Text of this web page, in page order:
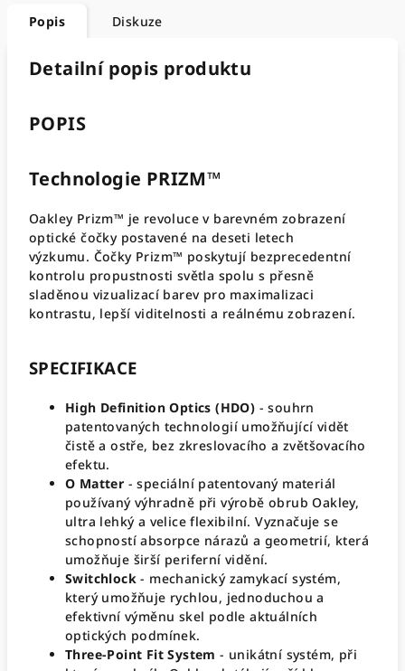
Popis Diskuze
Detailní popis produktu
POPIS
Technologie PRIZM™
Oakley Prizm™ je revoluce v barevném zobrazení
optické čočky postavené na deseti letech
výzkumu. Čočky Prizm™ poskytují bezprecedentní
kontrolu propustnosti světla spolu s přesně
sladěnou vizualizací barev pro maximalizaci
kontrastu, lepší viditelnosti a reálnému zobrazení.
SPECIFIKACE
High Definition Optics (HDO) - souhrn
patentovaných technologií umožňující vidět
čistě a ostře, bez zkreslovacího a zvětšovacího
efektu.
O Matter - speciální patentovaný materiál
používaný výhradně při výrobě obrub Oakley,
ultra lehký a velice flexibilní. Vyznačuje se
schopností absorpce nárazů a geometrií, která
umožňuje širší periferní vidění.
Switchlock - mechanický zamykací systém,
který umožňuje rychlou, jednoduchou a
efektivní výměnu skel podle aktuálních
optických podmínek.
Three-Point Fit System - unikátní systém, při